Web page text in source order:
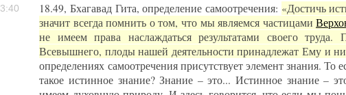
18.49, Бхагавад Гита, определение самоотречения: «Достичь
значит всегда помнить о том, что мы являемся частицами
не имеем права наслаждаться результатами своего
Всевышнего, плоды нашей деятельности принадлежат Ему и
определениях самоотречения присутствует элемент знания. То
такое истинное знание? Знание – это... Истинное знание –